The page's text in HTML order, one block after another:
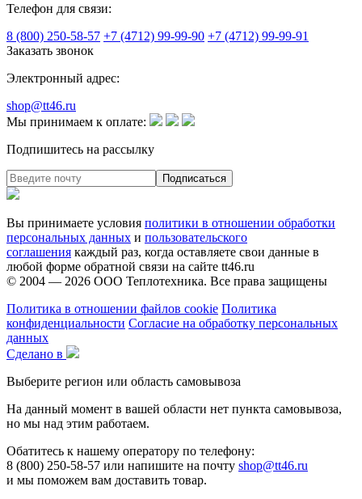
Телефон для связи:
8 (800) 250-58-57 +7 (4712) 99-99-90 +7 (4712) 99-99-91
Заказать звонок
Электронный адрес:
shop@tt46.ru
Мы принимаем к оплате:
Подпишитесь на рассылку
Вы принимаете условия политики в отношении обработки
персональных данных и пользовательского
соглашения каждый раз, когда оставляете свои данные в
любой форме обратной связи на сайте tt46.ru
© 2004 — 2026 ООО Теплотехника. Все права защищены
Политика в отношении файлов cookie Политика
конфиденциальности Согласие на обработку персональных
данных
Сделано в
Выберите регион или область самовывоза
На данный момент в вашей области нет пункта самовывоза,
но мы над этим работаем.
Обатитесь к нашему оператору по телефону:
8 (800) 250-58-57 или напишите на почту shop@tt46.ru
и мы поможем вам доставить товар.